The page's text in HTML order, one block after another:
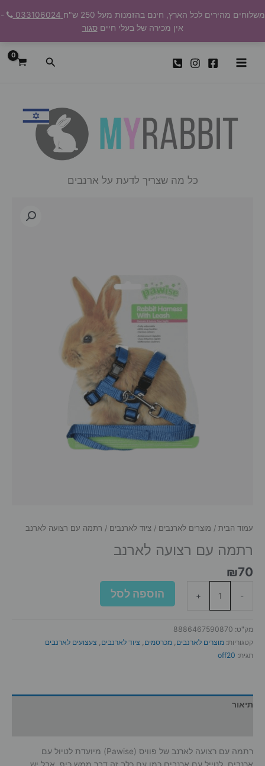
לתוכן
משלוחים מהירים לכל הארץ, חינם בהזמנות מעל 250 ש"ח
-
אין מכירה של בעלי חייםסגור
חיפוש
כל מה שצריך לדעת על ארנבים
עמוד הבית / מוצרים לארנבים / ציוד לארנבים / רתמה עם רצועה לארנב
רתמה עם רצועה לארנב
₪70
-
עם
רצועה
לארנב
+ הוספה לסל
מק"ט: 8886467590870
קטגוריות: מוצרים לארנבים מכרסמים ציוד לארנבים צעצועים לארנבים
תגית: off20
תיאור
רתמה עם רצועה לארנב של פוויס (Pawise) מיועדת לטיול עם
ארנבים. לטייל עם ארנבים כמו עם כלב זה דבר ממש כיף, אבל יש